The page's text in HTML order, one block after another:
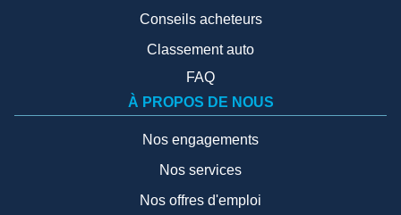
Conseils acheteurs
Classement auto
FAQ
À PROPOS DE NOUS
Nos engagements
Nos services
Nos offres d'emploi